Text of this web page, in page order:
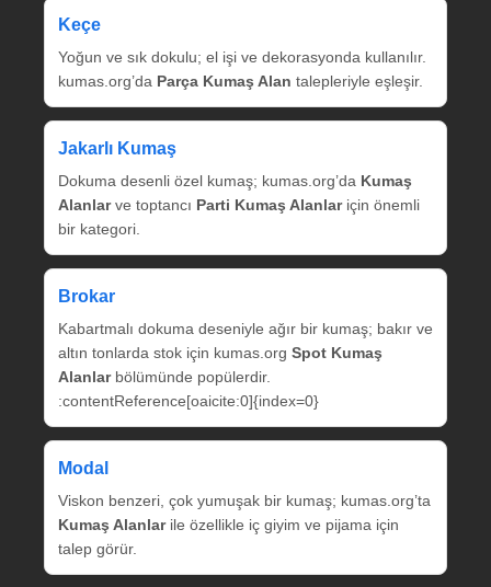
Keçe
Yoğun ve sık dokulu; el işi ve dekorasyonda kullanılır.
kumas.org’da Parça Kumaş Alan talepleriyle eşleşir.
Jakarlı Kumaş
Dokuma desenli özel kumaş; kumas.org’da Kumaş
Alanlarve toptancı Parti Kumaş Alanlariçin önemli
bir kategori.
Brokar
Kabartmalı dokuma deseniyle ağır bir kumaş; bakır ve
altın tonlarda stok için kumas.org Spot Kumaş
Alanlarbölümünde popülerdir.
:contentReference[oaicite:0]{index=0}
Modal
Viskon benzeri, çok yumuşak bir kumaş; kumas.org’ta
Kumaş Alanlarile özellikle iç giyim ve pijama için
talep görür.